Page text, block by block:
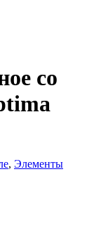
со
, Элементы